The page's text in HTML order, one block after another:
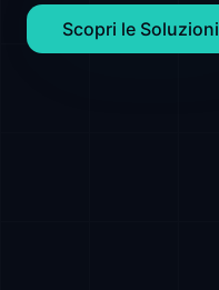
Scopri le Soluzioni